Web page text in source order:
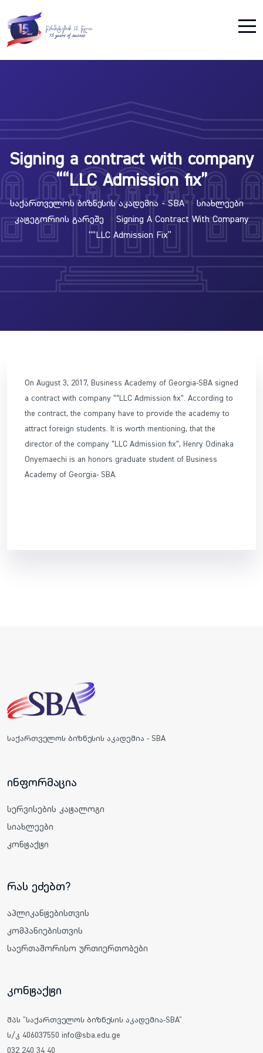
Signing a contract with company
““LLC Admission fix”
Საქართველოს Ბიზნესის Აკადემია - SBA > Სიახლეები >
Კატეგორიის Გარეშე > Signing A Contract With Company
““LLC Admission Fix”
On August 3, 2017, Business Academy of Georgia-SBA signed
a contract with company ““LLC Admission fix”. According to
the contract, the company have to provide the academy to
attract foreign students. It is worth mentioning, that the
director of the company “LLC Admission fix”, Henry Odinaka
Onyemaechi is an honors graduate student of Business
Academy of Georgia- SBA.
საქართველოს ბიზნესის აკადემია - SBA
ინფორმაცია
სერვისების კატალოგი
სიახლეები
კონტაქტი
რას ეძებთ?
აპლიკანტებისთვის
კომპანიებისთვის
საერთაშორისო ურთიერთობები
კონტაქტი
შპს "საქართველოს ბიზნესის აკადემია-SBA"
ს/კ 406037550 info@sba.edu.ge
032 240 34 40